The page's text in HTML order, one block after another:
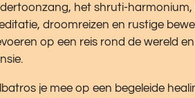
het shruti-harmonium,
droomreizen en rustige
op een reis rond de wereld
je mee op een begeleide